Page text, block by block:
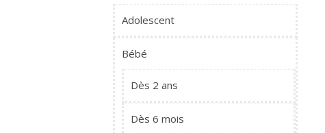
Adolescent
Bébé
Dès 2 ans
Dès 6 mois